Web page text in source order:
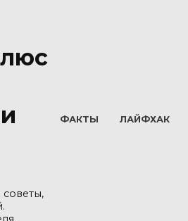
ФАКТЫ ЛАЙФХАК